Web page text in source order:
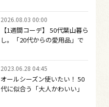
どファッションは自由になる
2026.08.03 00:00
【1週間コーデ】 50代葉山暮ら
し。「20代からの愛用品」で
～ 桐野恵美さん #022 Emi
Kirino～
2023.06.28 04:45
オールシーズン使いたい！ 50
代に似合う「大人かわいい」